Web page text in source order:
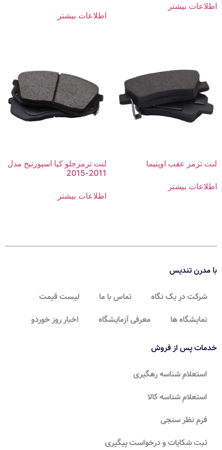
اطلاعات بیشتر
اطلاعات بیشتر
لنت ترمز عقب اوپتیما
اطلاعات بیشتر
لنت ترمزجلو کیا اسپورتیج مدل
2011-2015
اطلاعات بیشتر
با مدرن تندیس
شرکت در یک نگاه تماس با ما
لیست قیمت
نمایشگاه ها
معرفی آزمایشگاه اخبار روز خوردو
خدمات پس از فروش
استعلام شناسه رهگیری
استعلام شناسه کالا
فرم نظر سنجی
ثبت شکایات و درخواست پیگیری